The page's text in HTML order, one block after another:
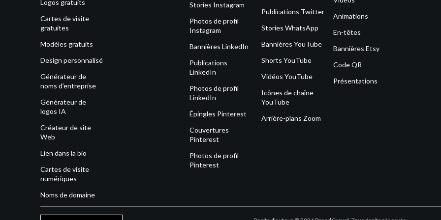
Logos gratuits
Cartes de visite
gratuites
Modèles gratuits
Design personnalisé
Générateur de
noms d’entreprise
Générateur de
logos IA
Créateur de site
Web
Lien dans la bio
Cartes de visite
numériques
Noms de domaine
Stories Instagram
Photos de profil
Instagram
Bannières LinkedIn
Publications
LinkedIn
Photos de profil
LinkedIn
Épingles Pinterest
Couvertures
Pinterest
Photos de profil
Pinterest
Publications Twitter
Stories WhatsApp
Bannières YouTube
Shorts YouTube
Vidéos YouTube
Icônes de chaîne
YouTube
Arrière-plans Zoom
Animations
En-têtes
Bannières Etsy
Code QR
Présentations